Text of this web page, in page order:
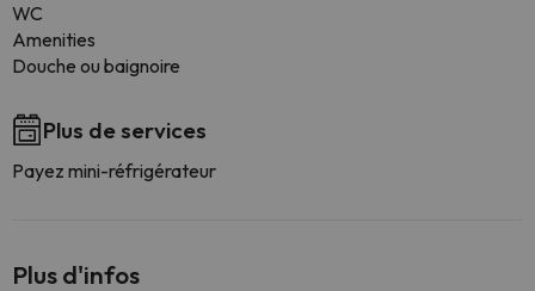
WC
Amenities
Douche ou baignoire
Plus de services
Payez mini-réfrigérateur
Plus d'infos